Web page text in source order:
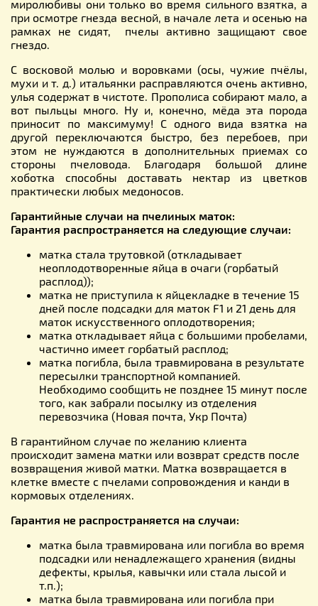
миролюбивы они только во время сильного взятка, а
при осмотре гнезда весной, в начале лета и осенью на
рамках не сидят, пчелы активно защищают свое
гнездо.
С восковой молью и воровками (осы, чужие пчёлы,
мухи и т. д.) итальянки расправляются очень активно,
улья содержат в чистоте. Прополиса собирают мало, а
вот пыльцы много. Ну и, конечно, мёда эта порода
приносит по максимуму! С одного вида взятка на
другой переключаются быстро, без перебоев, при
этом не нуждаются в дополнительных приемах со
стороны пчеловода. Благодаря большой длине
хоботка способны доставать нектар из цветков
практически любых медоносов.
Гарантийные случаи на пчелиных маток:
Гарантия распространяется на следующие случаи:
матка стала трутовкой (откладывает
неоплодотворенные яйца в очаги (горбатый
расплод));
матка не приступила к яйцекладке в течение 15
дней после подсадки для маток F1 и 21 день для
маток искусственного оплодотворения;
матка откладывает яйца с большими пробелами,
частично имеет горбатый расплод;
матка погибла, была травмирована в результате
пересылки транспортной компанией.
Необходимо сообщить не позднее 15 минут после
того, как забрали посылку из отделения
перевозчика (Новая почта, Укр Почта)
В гарантийном случае по желанию клиента
происходит замена матки или возврат средств после
возвращения живой матки. Матка возвращается в
клетке вместе с пчелами сопровождения и канди в
кормовых отделениях.
Гарантия не распространяется на случаи:
матка была травмирована или погибла во время
подсадки или ненадлежащего хранения (видны
дефекты, крылья, кавычки или стала лысой и
т.п.);
матка была травмирована или погибла при